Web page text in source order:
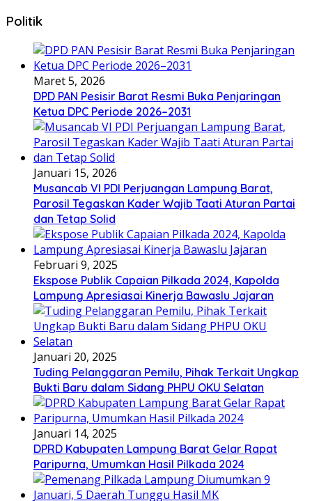
Politik
Maret 5, 2026
DPD PAN Pesisir Barat Resmi Buka Penjaringan
Ketua DPC Periode 2026–2031
Januari 15, 2026
Musancab VI PDI Perjuangan Lampung Barat,
Parosil Tegaskan Kader Wajib Taati Aturan Partai
dan Tetap Solid
Februari 9, 2025
Ekspose Publik Capaian Pilkada 2024, Kapolda
Lampung Apresiasai Kinerja Bawaslu Jajaran
Januari 20, 2025
Tuding Pelanggaran Pemilu, Pihak Terkait Ungkap
Bukti Baru dalam Sidang PHPU OKU Selatan
Januari 14, 2025
DPRD Kabupaten Lampung Barat Gelar Rapat
Paripurna, Umumkan Hasil Pilkada 2024